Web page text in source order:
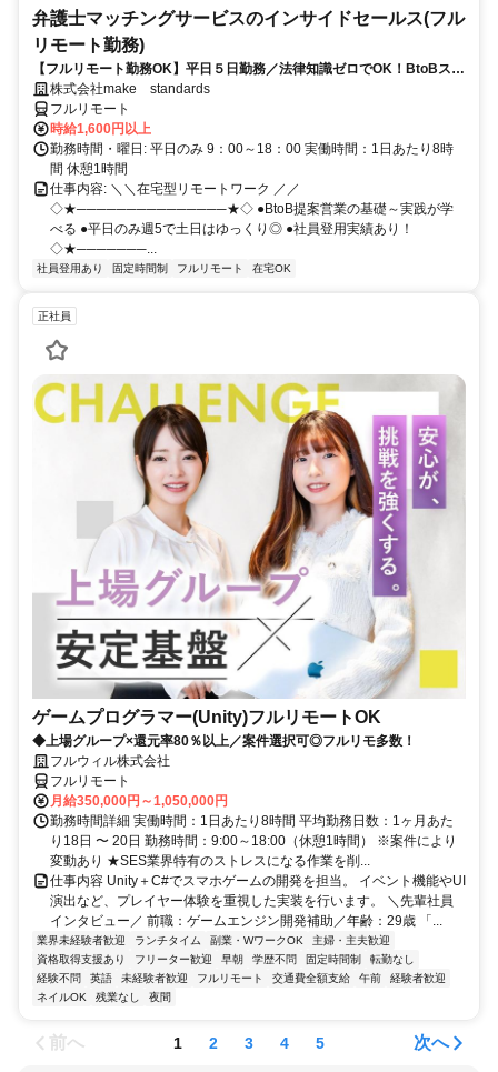
弁護士マッチングサービスのインサイドセールス(フル
リモート勤務)
【フルリモート勤務OK】平日５日勤務／法律知識ゼロでOK！BtoBスキ
ルが身につく営業職
株式会社make standards
フルリモート
時給1,600円以上
勤務時間・曜日: 平日のみ 9：00～18：00 実働時間：1日あたり8時
間 休憩1時間
仕事内容: ＼＼在宅型リモートワーク ／／
◇★───────────────★◇ ●BtoB提案営業の基礎～実践が学
べる ●平日のみ週5で土日はゆっくり◎ ●社員登用実績あり！
◇★───────...
社員登用あり 固定時間制 フルリモート 在宅OK
正社員
ゲームプログラマー(Unity)フルリモートOK
◆上場グループ×還元率80％以上／案件選択可◎フルリモ多数！
フルウィル株式会社
フルリモート
月給350,000円～1,050,000円
勤務時間詳細 実働時間：1日あたり8時間 平均勤務日数：1ヶ月あた
り18日 〜 20日 勤務時間：9:00～18:00（休憩1時間） ※案件により
変動あり ★SES業界特有のストレスになる作業を削...
仕事内容 Unity＋C#でスマホゲームの開発を担当。 イベント機能やUI
演出など、プレイヤー体験を重視した実装を行います。 ＼先輩社員
インタビュー／ 前職：ゲームエンジン開発補助／年齢：29歳 「...
業界未経験者歓迎 ランチタイム 副業・WワークOK
主婦・主夫歓迎
資格取得支援あり
フリーター歓迎 早朝 学歴不問 固定時間制
転勤なし
経験不問
英語 未経験者歓迎 フルリモート 交通費全額支給 午前
経験者歓迎
ネイルOK
残業なし 夜間
前へ 1 2 3 4 5 次へ